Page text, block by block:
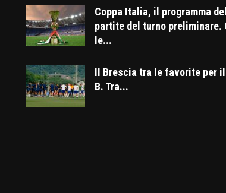
Coppa Italia, il programma
partite del turno preliminare.
le...
Il Brescia tra le favorite per
B. Tra...